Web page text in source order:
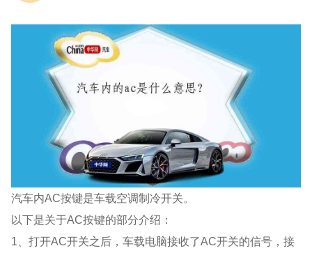
汽车内AC按键是车载空调制冷开关。
以下是关于AC按键的部分介绍：
1、打开AC开关之后，车载电脑接收了AC开关的信号，接